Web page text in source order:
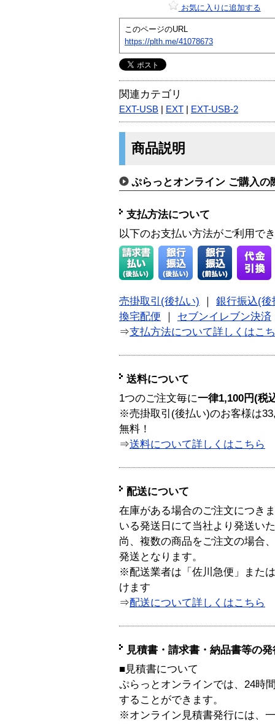
お気に入りに追加する
このページのURL
https://plth.me/41078673
関連カテゴリ
EXT-USB EXT EXT-USB-2
商品説明
ぷらっとオンライン ご購入の
支払方法について
以下のお支払い方法がご利用で
売掛取引(後払い)
銀行振込(後
換宅配便
セブンイレブン決済
⇒支払方法について詳しくはこ
送料について
1つのご注文毎に一律1,100円(税
※売掛取引(後払い)のお客様は
無料！
⇒送料について詳しくはこちら
配送について
在庫がある場合のご注文につき
いる発送日にて当社より発送い
尚、複数の商品をご注文の場合
発送となります。
※配送業者は「佐川急便」また
けます
⇒配送について詳しくはこちら
見積書・請求書・納品書等の
■見積書について
ぷらっとオンラインでは、24時
することができます。
※オンライン見積書発行には、